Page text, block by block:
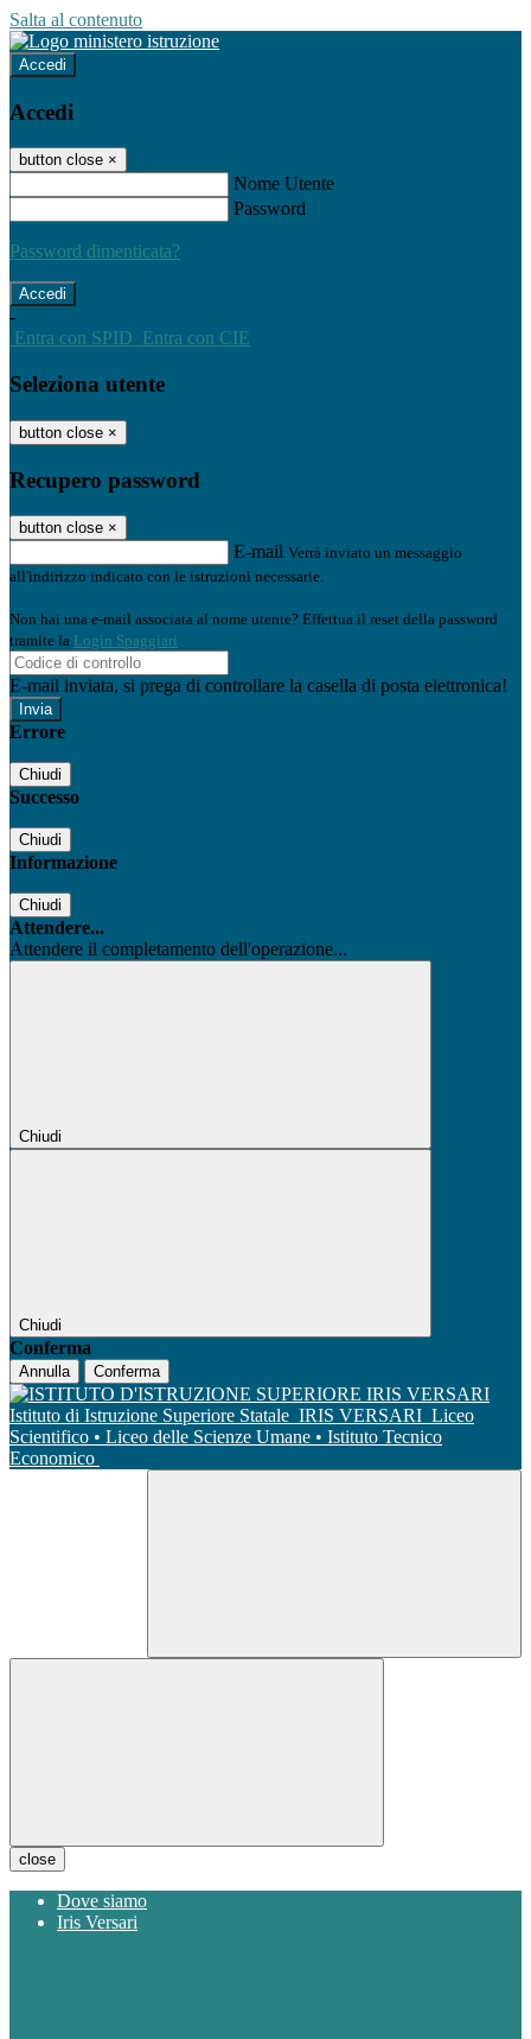
Salta al contenuto
Accedi
Accedi
button close ×
Nome Utente
Password
Password dimenticata?
-
Entra con SPID Entra con CIE
Seleziona utente
button close ×
Recupero password
button close ×
E-mail Verrà inviato un messaggio
all'indirizzo indicato con le istruzioni necessarie.
Non hai una e-mail associata al nome utente? Effettua il reset della password
tramite la Login Spaggiari
E-mail inviata, si prega di controllare la casella di posta elettronica!
Errore
Chiudi
Successo
Chiudi
Informazione
Chiudi
Attendere...
Attendere il completamento dell'operazione...
Chiudi
Chiudi
Conferma
Annulla Conferma
Istituto di Istruzione Superiore Statale IRIS VERSARI Liceo
Scientifico • Liceo delle Scienze Umane • Istituto Tecnico
Economico
close
Dove siamo
Iris Versari